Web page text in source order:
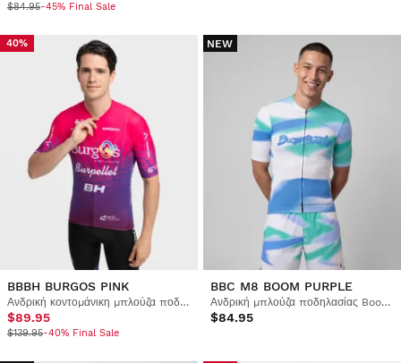
$84.95-45% Final Sale
40%
BBBH BURGOS PINK
Ανδρική κοντομάνικη μπλούζα ποδηλασίας Burgos Burpellet BH x Siroko
$89.95
$139.95-40% Final Sale
NEW
BBC M8 BOOM PURPLE
Ανδρική μπλούζα ποδηλασίας Boombastic
$84.95